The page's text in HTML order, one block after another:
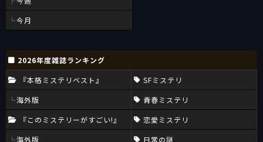
今月
2026年度雑誌ランキング
『本格ミステリベスト』
海外版
『このミステリーがすごい!』
海外版
SFミステリ
青春ミステリ
恋愛ミステリ
日常の謎